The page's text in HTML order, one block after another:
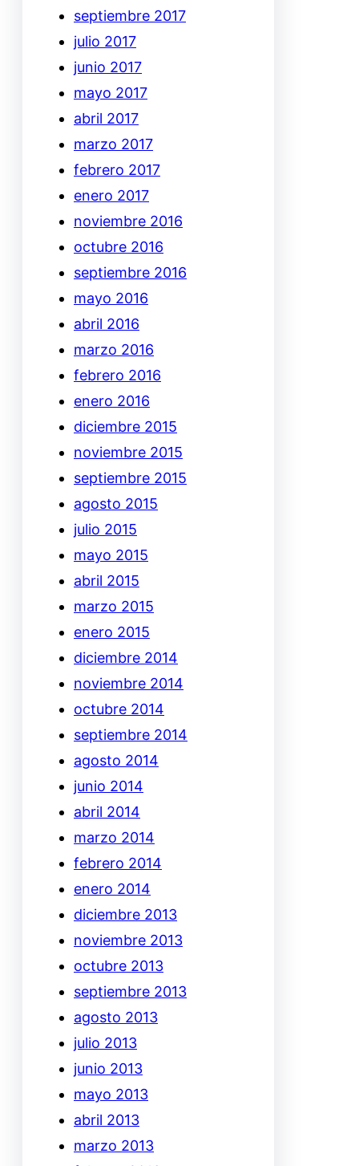
septiembre 2017
julio 2017
junio 2017
mayo 2017
abril 2017
marzo 2017
febrero 2017
enero 2017
noviembre 2016
octubre 2016
septiembre 2016
mayo 2016
abril 2016
marzo 2016
febrero 2016
enero 2016
diciembre 2015
noviembre 2015
septiembre 2015
agosto 2015
julio 2015
mayo 2015
abril 2015
marzo 2015
enero 2015
diciembre 2014
noviembre 2014
octubre 2014
septiembre 2014
agosto 2014
junio 2014
abril 2014
marzo 2014
febrero 2014
enero 2014
diciembre 2013
noviembre 2013
octubre 2013
septiembre 2013
agosto 2013
julio 2013
junio 2013
mayo 2013
abril 2013
marzo 2013